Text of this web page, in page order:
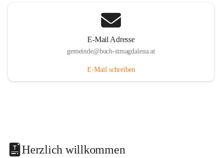
E-Mail Adresse
gemeinde@buch-stmagdalena.at
E-Mail schreiben
Herzlich willkommen